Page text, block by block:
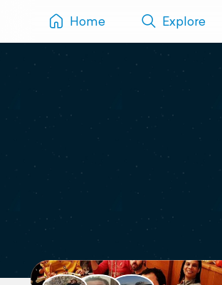
Home Explore